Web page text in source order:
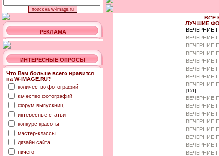
РЕКЛАМА
ИНТЕРЕСНЫЕ ОПРОСЫ
Что Вам больше всего нравится
на W-IMAGE.RU?
количество фотографий
качество фотографий
форум выпускниц
интересные статьи
конкурс красоты
мастер-классы
дизайн сайта
ничего
ВСЕ
ЛУЧШИЕ
ВЕЧЕРНИЕ
ВЕЧЕРНИЕ
ВЕЧЕРНИЕ
ВЕЧЕРНИЕ
ВЕЧЕРНИЕ
ВЕЧЕРНИЕ
ВЕЧЕРНИЕ
ВЕЧЕРНИЕ
[151]
ВЕЧЕРНИЕ
ВЕЧЕРНИЕ
ВЕЧЕРНИЕ
ВЕЧЕРНИЕ
ВЕЧЕРНИЕ
ВЕЧЕРНИЕ
ВЕЧЕРНИЕ
ВЕЧЕРНИЕ